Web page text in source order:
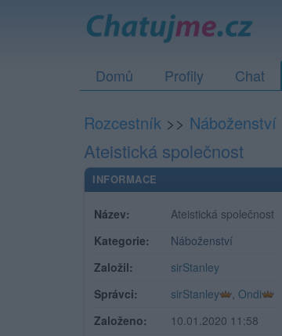
Domů Profily Chat
Rozcestník >> Náboženství
Ateistická společnost
INFORMACE
Název:
Ateistická společnost
Kategorie:
Náboženství
Založil:
sirStanley
Správci:
sirStanley , Ondi
Založeno:
10.01.2020 11:58